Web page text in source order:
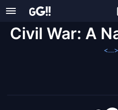
Civil War: A
<...>